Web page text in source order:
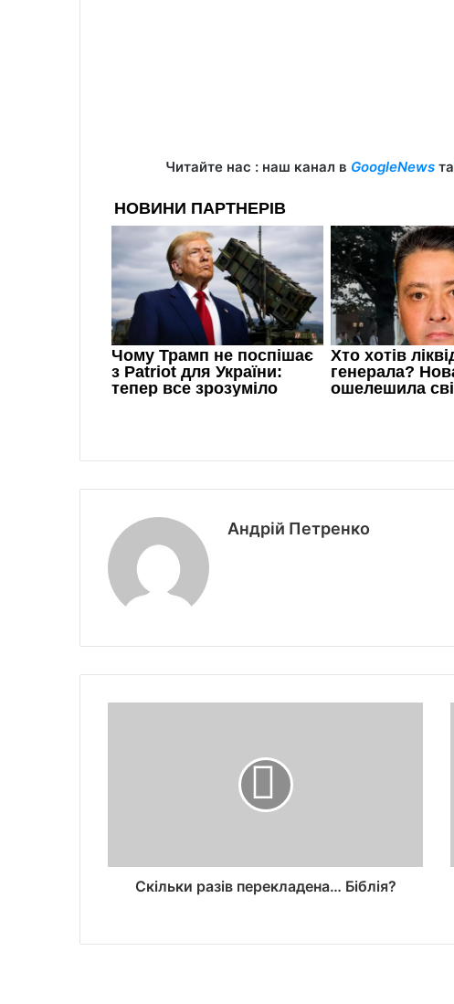
Читайте нас : наш канал в GoogleNewsта
Андрій Петренко
Скільки разів перекладена… Біблія?